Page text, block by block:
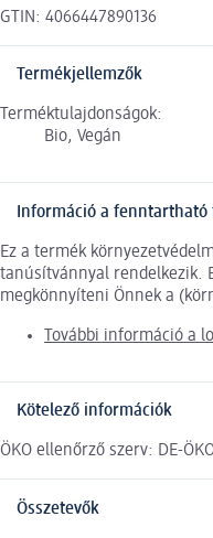
GTIN: 4066447890136
Termékjellemzők
Terméktulajdonságok:
Bio, Vegán
Információ a
Ez a termék
tanúsítvánnyal rendelkezik.
megkönnyíteni Önnek a
További információ a
Kötelező információk
ÖKO ellenőrző szerv: DE-
Összetevők